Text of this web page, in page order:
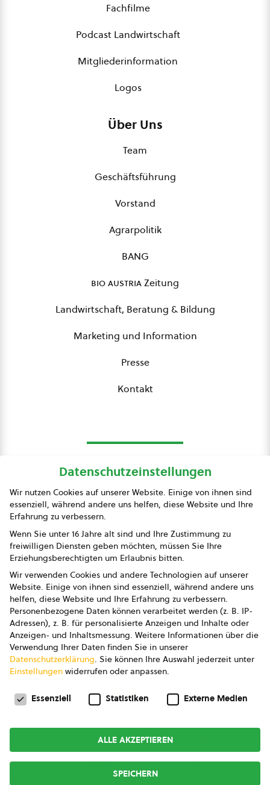
Fachfilme
Podcast Landwirtschaft
Mitgliederinformation
Logos
Über Uns
Team
Geschäftsführung
Vorstand
Agrarpolitik
BANG
bio austriaZeitung
Landwirtschaft, Beratung & Bildung
Marketing und Information
Presse
Kontakt
Presse
Impressum
Datenschutz
AGB
AGB Marketing GmbH
AGB Bildung
Newsletter
Copyright © 2026bio austria
Datenschutzeinstellungen
Wir nutzen Cookies auf unserer Website. Einige von ihnen sind
essenziell, während andere uns helfen, diese Website und Ihre
Erfahrung zu verbessern.
Wenn Sie unter 16 Jahre alt sind und Ihre Zustimmung zu
freiwilligen Diensten geben möchten, müssen Sie Ihre
Erziehungsberechtigten um Erlaubnis bitten.
Wir verwenden Cookies und andere Technologien auf unserer
Website. Einige von ihnen sind essenziell, während andere uns
helfen, diese Website und Ihre Erfahrung zu verbessern.
Personenbezogene Daten können verarbeitet werden (z. B. IP-
Adressen), z. B. für personalisierte Anzeigen und Inhalte oder
Anzeigen- und Inhaltsmessung. Weitere Informationen über die
Verwendung Ihrer Daten finden Sie in unserer
Datenschutzerklärung. Sie können Ihre Auswahl jederzeit unter
Einstellungen widerrufen oder anpassen.
Datenschutzeinstellungen
Essenziell Statistiken Externe Medien
ALLE AKZEPTIEREN
SPEICHERN